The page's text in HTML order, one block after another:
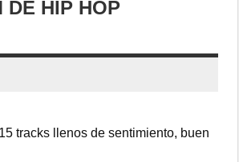
DE HIP HOP
tracks llenos de sentimiento, buen